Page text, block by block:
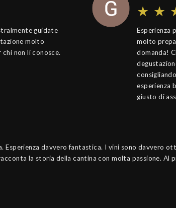
guidate
molto
non li conosce.
Esperienza
molto
domanda!
esperienza
giusto di
Esperienza davvero fantastica. I vini sono davvero
la storia della cantina con molta passione. Al